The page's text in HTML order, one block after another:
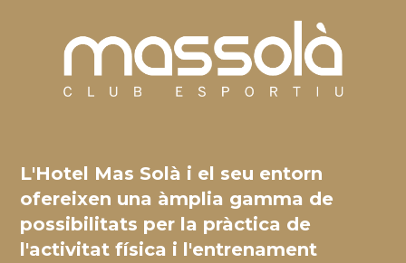
L'Hotel Mas Solà i el seu entorn
ofereixen una àmplia gamma de
possibilitats per la pràctica de
l'activitat física i l'entrenament